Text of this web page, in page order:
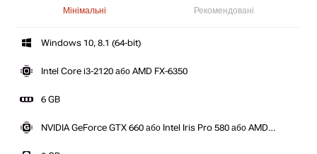
Мінімальні Рекомендовані
Windows 10, 8.1 (64-bit)
Intel Core i3-2120 або AMD FX-6350
6 GB
NVIDIA GeForce GTX 660 або Intel Iris Pro 580 або AMD